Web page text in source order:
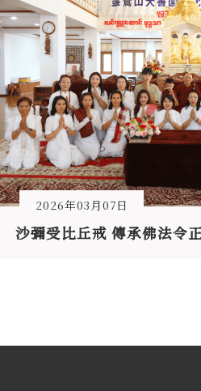
2026年03月07日
沙彌受比丘戒 傳承佛法令